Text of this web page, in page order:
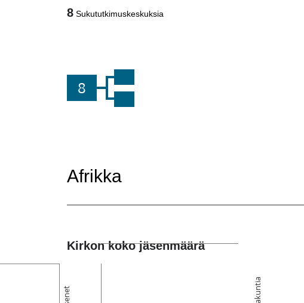
8 Sukututkimuskeskuksia
8
Afrikka
Kirkon koko jäsenmäärä